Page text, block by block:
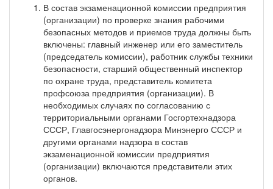
В состав экзаменационной комиссии предприятия
(организации) по проверке знания рабочими
безопасных методов и приемов труда должны быть
включены: главный инженер или его заместитель
(председатель комиссии), работник службы техники
безопасности, старший общественный инспектор
по охране труда, представитель комитета
профсоюза предприятия (организации). В
необходимых случаях по согласованию с
территориальными органами Госгортехнадзора
СССР, Главгосэнергонадзора Минэнерго СССР и
другими органами надзора в состав
экзаменационной комиссии предприятия
(организации) включаются представители этих
органов.